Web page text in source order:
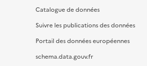
Catalogue de données
Suivre les publications des données
Portail des données européennes
schema.data.gouv.fr